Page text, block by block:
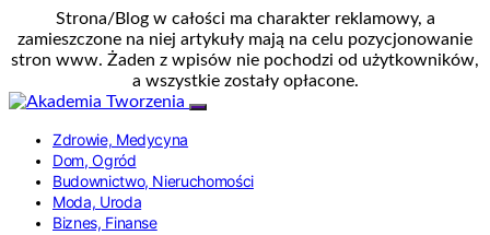
Strona/Blog w całości ma charakter reklamowy, a
zamieszczone na niej artykuły mają na celu pozycjonowanie
stron www. Żaden z wpisów nie pochodzi od użytkowników,
a wszystkie zostały opłacone.
Zdrowie, Medycyna
Dom, Ogród
Budownictwo, Nieruchomości
Moda, Uroda
Biznes, Finanse